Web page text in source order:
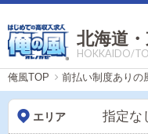
北海道
HOKKAIDO/
俺風TOP 前払い制度ありの
エリア 指定な